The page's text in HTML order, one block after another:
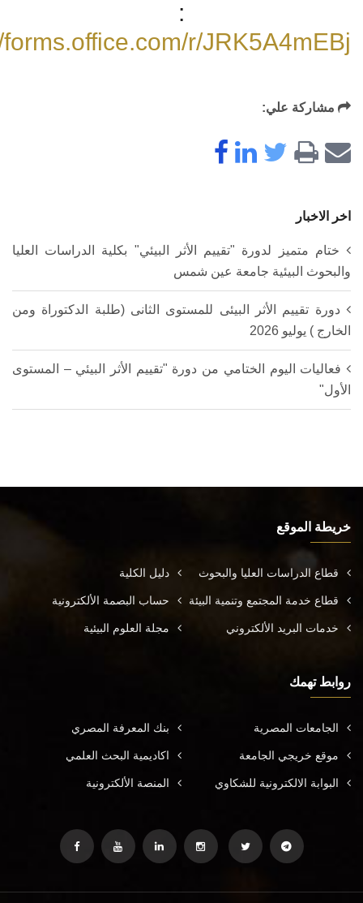
:
r/JRK5A4mEBj
مشاركة علي:
اخر الاخبار
ختام متميز لدورة "تقييم الأثر البيئي" بكلية الدراسات العليا
والبحوث البيئية جامعة عين شمس
دورة تقييم الأثر البيئى للمستوى الثانى (طلبة الدكتوراة ومن
الخارج ) يوليو 2026
فعاليات اليوم الختامي من دورة "تقييم الأثر البيئي – المستوى
الأول"
خريطة الموقع
قطاع الدراسات العليا والبحوث دليل الكلية
قطاع خدمة المجتمع وتنمية البيئة حساب البصمة الألكترونية
خدمات البريد الألكتروني مجلة العلوم البيئية
روابط تهمك
الجامعات المصرية بنك المعرفة المصري
موقع خريجي الجامعة اكاديمية البحث العلمي
البوابة الالكترونية للشكاوي المنصة الألكترونية